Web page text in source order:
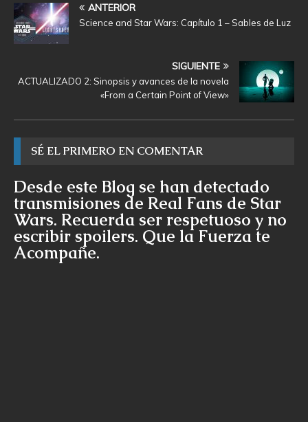
ANTERIOR
Science and Star Wars: Capítulo 1 – Sables de Luz
SIGUIENTE
ACTUALIZADO 2: Sinopsis y avances de la novela
«From a Certain Point of View»
SÉ EL PRIMERO EN COMENTAR
Desde este Blog se han detectado
transmisiones de Real Fans de Star
Wars. Recuerda ser respetuoso y no
escribir spoilers. Que la Fuerza te
Acompañe.